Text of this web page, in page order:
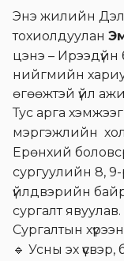
Энэ жилийн
тохиолдуулан
цэнэ – Ирээдүйн
нийгмийн
өгөөжтэй үйл
Тус арга
мэргэжлийн
Ерөнхий
сургуулийн 8,
үйлдвэрийн
сургалт явуулав.
Сургалтын
🔹 Усны эх